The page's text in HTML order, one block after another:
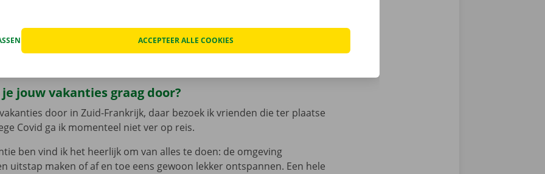
veel verschillende genres! Ik kan switchen van hardrock naar rap, electro
en nog veel meer.
jouw vakanties graag door?
door in Zuid-Frankrijk, daar bezoek ik vrienden die ter plaatse
Covid ga ik momenteel niet ver op reis.
ben vind ik het heerlijk om van alles te doen: de omgeving
uitstap maken of af en toe eens gewoon lekker ontspannen. Een hele
ACCEPTEER ALLE COOKIES